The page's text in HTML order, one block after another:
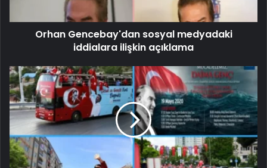
Orhan Gencebay'dan sosyal medyadaki
iddialara ilişkin açıklama